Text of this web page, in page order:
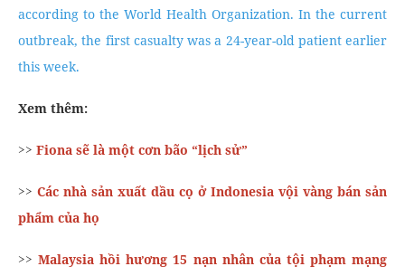
according to the World Health Organization. In the current
outbreak, the first casualty was a 24-year-old patient earlier
this week.
Xem thêm:
>> Fiona sẽ là một cơn bão “lịch sử”
>> Các nhà sản xuất dầu cọ ở Indonesia vội vàng bán sản
phẩm của họ
>>Malaysia hồi hương 15 nạn nhân của tội phạm mạng